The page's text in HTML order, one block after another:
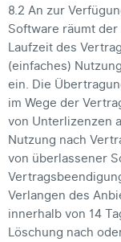
8.2 An zur
Software räumt
Laufzeit des
(einfaches)
ein. Die
im Wege der
von Unterlizenzen
Nutzung nach
von überlassener
Verlangen des
innerhalb von 14
Löschung nach